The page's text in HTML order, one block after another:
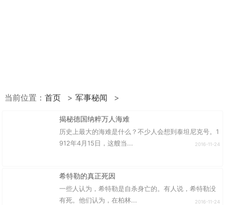
当前位置： 首页 > 军事秘闻 >
揭秘德国纳粹万人海难
历史上最大的海难是什么？不少人会想到泰坦尼克号。1
912年4月15日，这艘当...
2016-11-24
希特勒的真正死因
一些人认为，希特勒是自杀身亡的。有人说，希特勒没
有死。他们认为，在柏林...
2016-11-24